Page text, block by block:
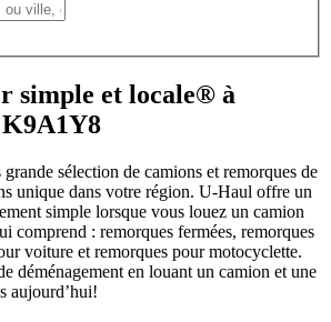
simple et locale® à
sélection de camions et remorques de
unique dans votre région. U-Haul offre un
simple lorsque vous louez un camion
comprend : remorques fermées, remorques
voiture et remorques pour motocyclette.
déménagement en louant un camion et une
aujourd’hui!